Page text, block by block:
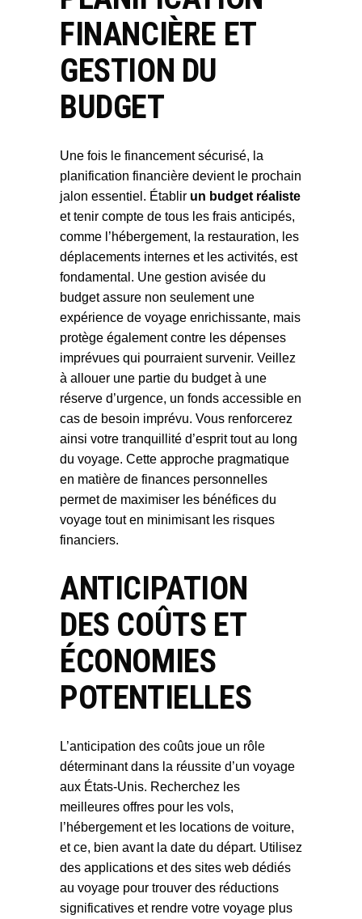
FINANCIÈRE ET
GESTION DU
BUDGET
Une fois le financement sécurisé, la
planification financière devient le prochain
jalon essentiel. Établir un budget réaliste
et tenir compte de tous les frais anticipés,
comme l’hébergement, la restauration, les
déplacements internes et les activités, est
fondamental. Une gestion avisée du
budget assure non seulement une
expérience de voyage enrichissante, mais
protège également contre les dépenses
imprévues qui pourraient survenir. Veillez
à allouer une partie du budget à une
réserve d’urgence, un fonds accessible en
cas de besoin imprévu. Vous renforcerez
ainsi votre tranquillité d’esprit tout au long
du voyage. Cette approche pragmatique
en matière de finances personnelles
permet de maximiser les bénéfices du
voyage tout en minimisant les risques
financiers.
ANTICIPATION
DES COÛTS ET
ÉCONOMIES
POTENTIELLES
L’anticipation des coûts joue un rôle
déterminant dans la réussite d’un voyage
aux États-Unis. Recherchez les
meilleures offres pour les vols,
l’hébergement et les locations de voiture,
et ce, bien avant la date du départ. Utilisez
des applications et des sites web dédiés
au voyage pour trouver des réductions
significatives et rendre votre voyage plus